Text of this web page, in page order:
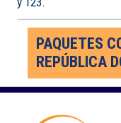
PAQUETES
REPÚBLICA